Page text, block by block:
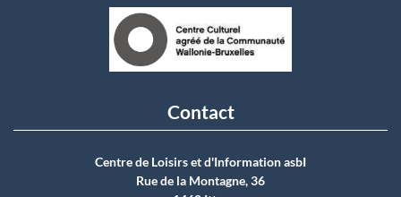
Contact
Centre de Loisirs et d'Information asbI
Rue de la Montagne, 36